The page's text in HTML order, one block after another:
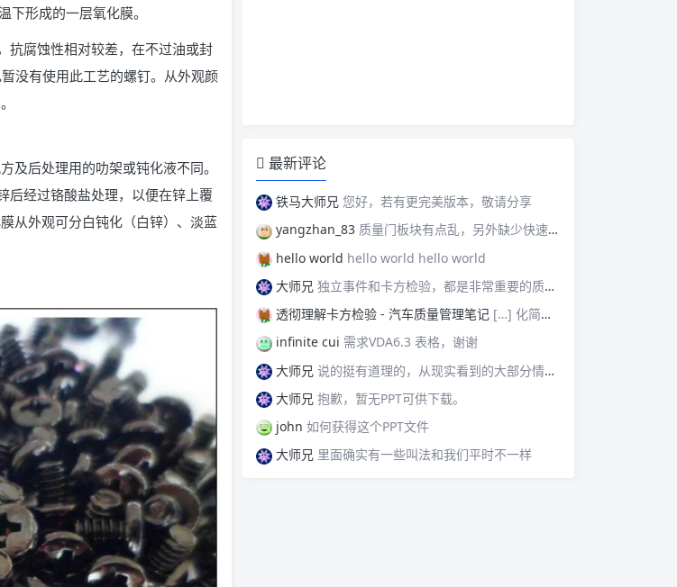
形成的一层氧化膜。
抗腐蚀性相对较差，在不过油或封
没有使用此工艺的螺钉。从外观颜
及后处理用的叻架或钝化液不同。
后经过铬酸盐处理，以便在锌上覆
从外观可分白钝化（白锌）、淡蓝
最新评论
铁马大师兄 您好，若有更完美版本，敬请分享
yangzhan_83 质量门板块有点乱，另外缺少快速反应板块。
hello world hello world hello world
大师兄 独立事件和卡方检验，都是非常重要的质量管理概念，挺难理解的。
透彻理解卡方检验 - 汽车质量管理笔记 […] 化简后的式子是我们在卡方检验中需要用到的式子，所以请大家牢记！对于上述式子有疑惑的读者可以学习基础的概率论，也可以参考我之前写的一篇关于独立的文章（《【直观数学】如何理解两事件间的独立关系》）。如果没有问题的话，我们可以进入到卡方检验原理与步骤的主体介绍部分！ […]
infinite cui 需求VDA6.3 表格，谢谢
大师兄 说的挺有道理的，从现实看到的大部分情况，做技术的人都比较直，对技术的一丝不苟，容易在遇到需要展现管理能力的时候，就会表现出短板来。管理需要授权，更多应该思考团队、部门间，人员发展，对未来的变化做出应对等的能力。
大师兄 抱歉，暂无PPT可供下载。
john 如何获得这个PPT文件
大师兄 里面确实有一些叫法和我们平时不一样